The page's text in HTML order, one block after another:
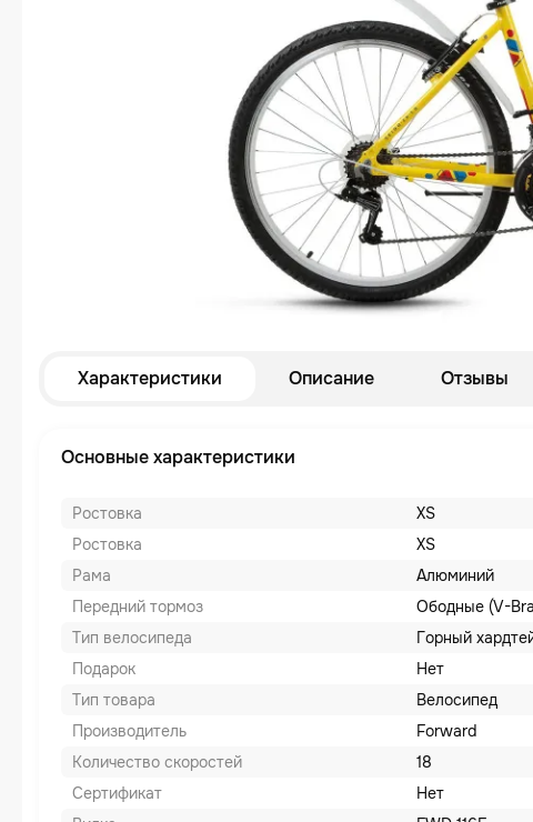
Характеристики Описание Отзывы
Основные характеристики
Ростовка
XS
Ростовка
XS
Рама
Алюминий
Передний тормоз
Ободные (V-
Тип велосипеда
Горный
Подарок
Нет
Тип товара
Велосипед
Производитель
Forward
Количество скоростей
18
Сертификат
Нет